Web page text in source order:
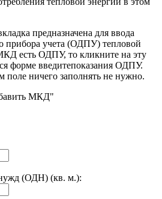
предназначена для ввода
прибора учета (ОДПУ) тепловой
есть ОДПУ, то кликните на эту
форме введитепоказания ОДПУ.
ничего заполнять не нужно.
МКД"
(ОДН) (кв. м.):